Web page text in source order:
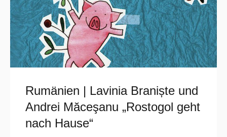
Rumänien | Lavinia Braniște und
Andrei Măceşanu „Rostogol geht
nach Hause“